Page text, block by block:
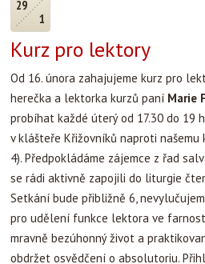
29
1
Kurz pro lektory
Od 16. února zahajujeme kurz pro
herečka a lektorka kurzů paní Marie
probíhat každé úterý od 17.30 do 19
v klášteře Křižovníků naproti
4). Předpokládáme zájemce z řad
se rádi aktivně zapojili do liturgie
Setkání bude přibližně 6,
pro udělení funkce lektora ve
mravně bezúhonný život a
obdržet osvědčení o absolutoriu.